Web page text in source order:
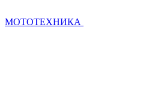
МОТОТЕХНИКА